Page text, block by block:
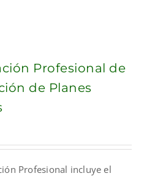
Profesional de
de Planes
Profesional incluye el